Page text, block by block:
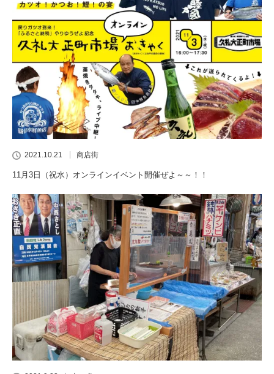
2021.10.21 商店街
11月3日（祝水）オンラインイベント開催ぜよ～～！！